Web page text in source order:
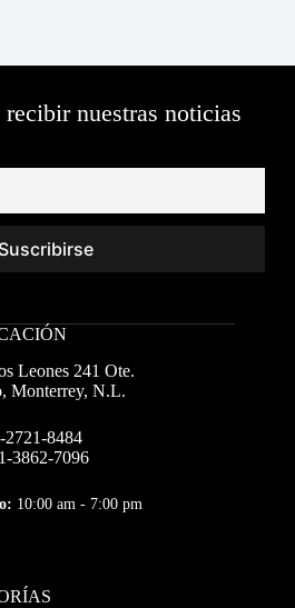
recibir nuestras noticias
Leones 241 Ote.
Monterrey, N.L.
2721-8484
3862-7096
10:00 am - 7:00 pm